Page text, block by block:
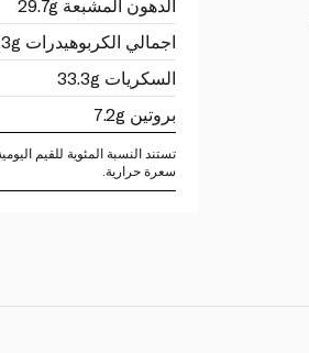
الدهون المشبعة 29.7g
اجمالي الكربوهيدرات 38.3g
السكريات 33.3g
بروتين 7.2g
سعرة حرارية.